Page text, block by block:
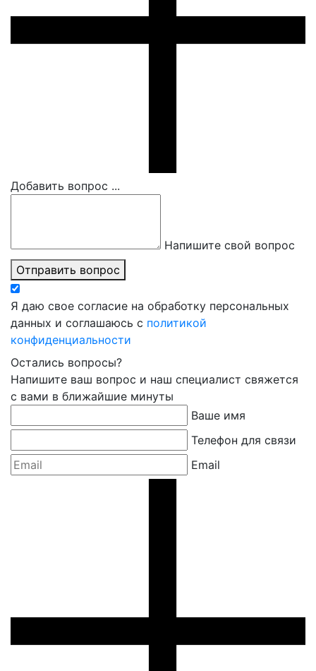
Добавить вопрос ...
Напишите свой вопрос
Отправить вопрос
Я даю свое согласие на обработку персональных
данных и соглашаюсь с политикой
конфиденциальности
Остались вопросы?
Напишите ваш вопрос и наш специалист свяжется
с вами в ближайшие минуты
Ваше имя
Телефон для связи
Email